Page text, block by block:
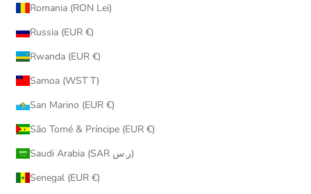
Romania (RON Lei)
Russia (EUR €)
Rwanda (EUR €)
Samoa (WST T)
San Marino (EUR €)
São Tomé & Príncipe (EUR €)
Saudi Arabia (SAR ر.س)
Senegal (EUR €)